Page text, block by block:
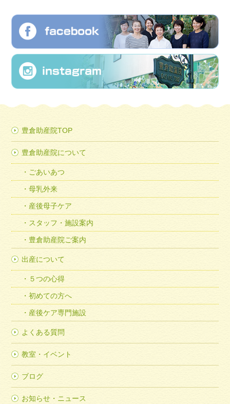
豊倉助産院TOP
豊倉助産院について
ごあいあつ
母乳外来
産後母子ケア
スタッフ・施設案内
豊倉助産院ご案内
出産について
５つの心得
初めての方へ
産後ケア専門施設
よくある質問
教室・イベント
ブログ
お知らせ・ニュース